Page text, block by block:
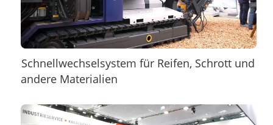
Schnellwechselsystem für Reifen, Schrott und
andere Materialien